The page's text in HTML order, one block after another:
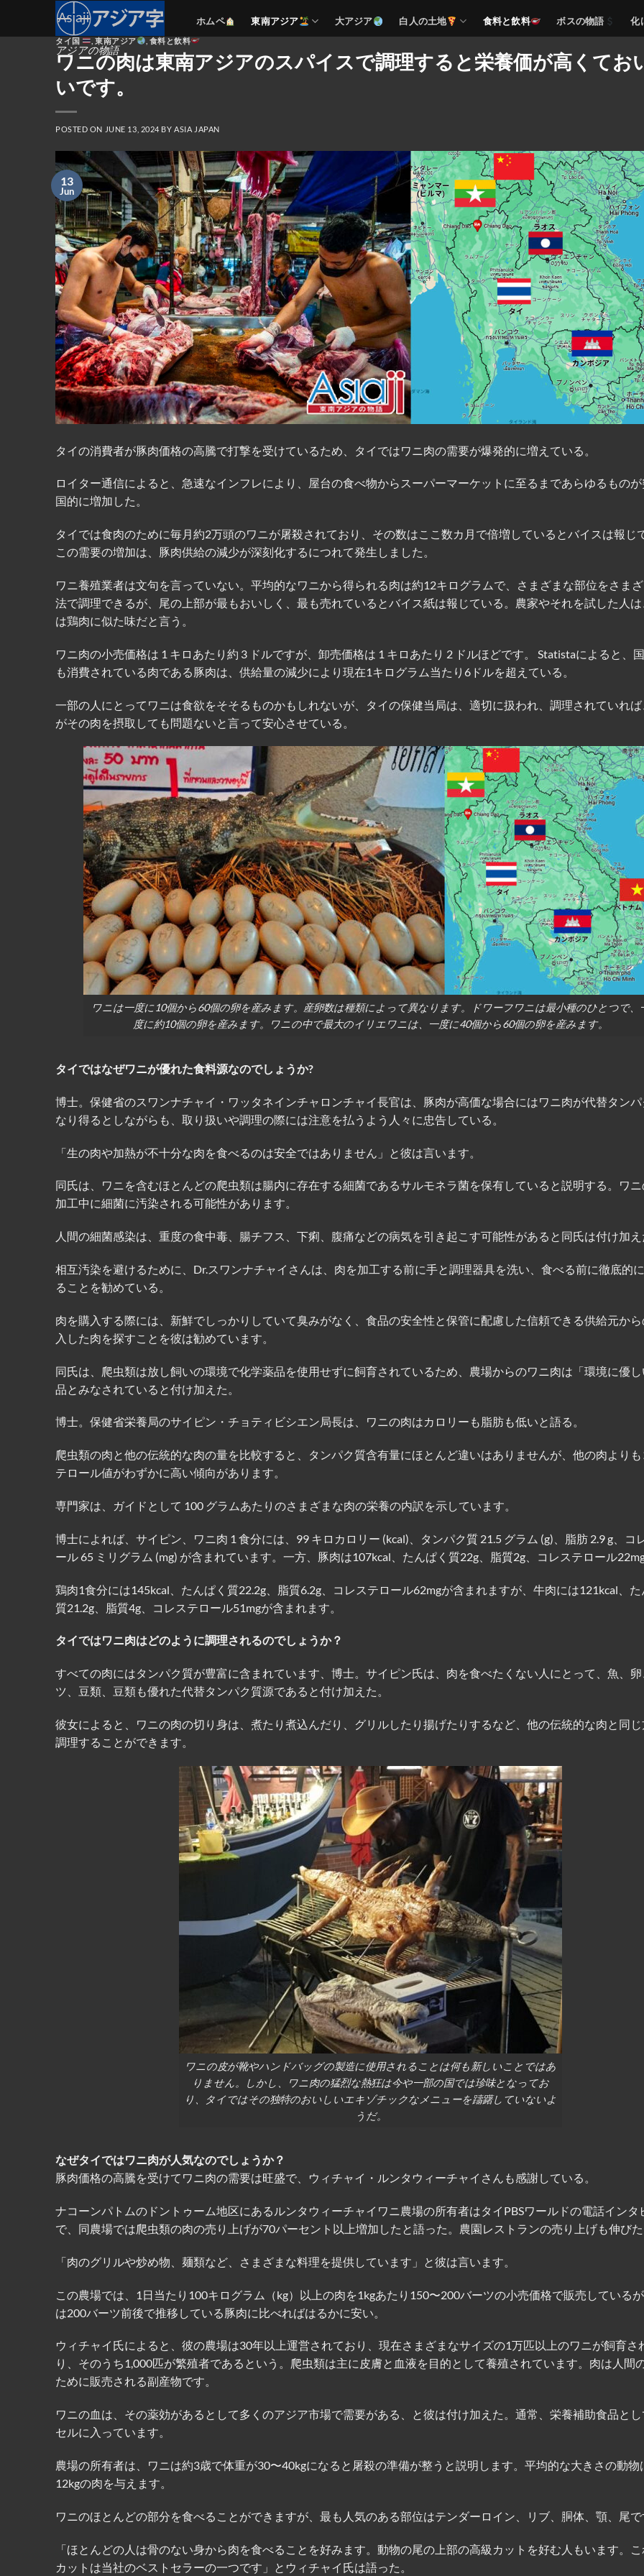
アジアの物語
ホムペ 東南アジア 大アジア 白人の土地 食料と飲料 ボスの物語 化
タイ国 ,東南アジア 食料と飲料
ワニの肉は東南アジアのスパイスで調理すると栄養価が高くてお
いです。
POSTED ON JUNE 13, 2024 BYASIA JAPAN
13
Jun
タイの消費者が豚肉価格の高騰で打撃を受けているため、タイではワニ肉の需要が爆発的に増えている。
ロイター通信によると、急速なインフレにより、屋台の食べ物からスーパーマーケットに至るまであらゆるもの
国的に増加した。
タイでは食肉のために毎月約2万頭のワニが屠殺されており、その数はここ数カ月で倍増しているとバイスは報じ
この需要の増加は、豚肉供給の減少が深刻化するにつれて発生しました。
ワニ養殖業者は文句を言っていない。平均的なワニから得られる肉は約12キログラムで、さまざまな部位をさま
法で調理できるが、尾の上部が最もおいしく、最も売れているとバイス紙は報じている。農家やそれを試した人は
は鶏肉に似た味だと言う。
ワニ肉の小売価格は 1 キロあたり約 3 ドルですが、卸売価格は 1 キロあたり 2 ドルほどです。 Statistaによると、
も消費されている肉である豚肉は、供給量の減少により現在1キログラム当たり6ドルを超えている。
一部の人にとってワニは食欲をそそるものかもしれないが、タイの保健当局は、適切に扱われ、調理されていれば
がその肉を摂取しても問題ないと言って安心させている。
ワニは一度に10個から60個の卵を産みます。産卵数は種類によって異なります。ドワーフワニは最小種のひとつで、
度に約10個の卵を産みます。ワニの中で最大のイリエワニは、一度に40個から60個の卵を産みます。
タイではなぜワニが優れた食料源なのでしょうか?
博士。保健省のスワンナチャイ・ワッタネインチャロンチャイ長官は、豚肉が高価な場合にはワニ肉が代替タンパ
なり得るとしながらも、取り扱いや調理の際には注意を払うよう人々に忠告している。
「生の肉や加熱が不十分な肉を食べるのは安全ではありません」と彼は言います。
同氏は、ワニを含むほとんどの爬虫類は腸内に存在する細菌であるサルモネラ菌を保有していると説明する。ワ
加工中に細菌に汚染される可能性があります。
人間の細菌感染は、重度の食中毒、腸チフス、下痢、腹痛などの病気を引き起こす可能性があると同氏は付け加え
相互汚染を避けるために、Dr.スワンナチャイさんは、肉を加工する前に手と調理器具を洗い、食べる前に徹底的
ることを勧めている。
肉を購入する際には、新鮮でしっかりしていて臭みがなく、食品の安全性と保管に配慮した信頼できる供給元か
入した肉を探すことを彼は勧めています。
同氏は、爬虫類は放し飼いの環境で化学薬品を使用せずに飼育されているため、農場からのワニ肉は「環境に優
品とみなされていると付け加えた。
博士。保健省栄養局のサイピン・チョティビシエン局長は、ワニの肉はカロリーも脂肪も低いと語る。
爬虫類の肉と他の伝統的な肉の量を比較すると、タンパク質含有量にほとんど違いはありませんが、他の肉よりも
テロール値がわずかに高い傾向があります。
専門家は、ガイドとして 100 グラムあたりのさまざまな肉の栄養の内訳を示しています。
博士によれば、サイピン、ワニ肉 1 食分には、99 キロカロリー (kcal)、タンパク質 21.5 グラム (g)、脂肪 2.9 g、コ
ール 65 ミリグラム (mg) が含まれています。一方、豚肉は107kcal、たんぱく質22g、脂質2g、コレステロール22mg
鶏肉1食分には145kcal、たんぱく質22.2g、脂質6.2g、コレステロール62mgが含まれますが、牛肉には121kcal、た
質21.2g、脂質4g、コレステロール51mgが含まれます。
タイではワニ肉はどのように調理されるのでしょうか？
すべての肉にはタンパク質が豊富に含まれています、博士。サイピン氏は、肉を食べたくない人にとって、魚、卵
ツ、豆類、豆類も優れた代替タンパク質源であると付け加えた。
彼女によると、ワニの肉の切り身は、煮たり煮込んだり、グリルしたり揚げたりするなど、他の伝統的な肉と同
調理することができます。
ワニの皮が靴やハンドバッグの製造に使用されることは何も新しいことではあ
りません。しかし、ワニ肉の猛烈な熱狂は今や一部の国では珍味となってお
り、タイではその独特のおいしいエキゾチックなメニューを躊躇していないよ
うだ。
なぜタイではワニ肉が人気なのでしょうか？
豚肉価格の高騰を受けてワニ肉の需要は旺盛で、ウィチャイ・ルンタウィーチャイさんも感謝している。
ナコーンパトムのドントゥーム地区にあるルンタウィーチャイワニ農場の所有者はタイPBSワールドの電話インタ
で、同農場では爬虫類の肉の売り上げが70パーセント以上増加したと語った。農園レストランの売り上げも伸びた
「肉のグリルや炒め物、麺類など、さまざまな料理を提供しています」と彼は言います。
この農場では、1日当たり100キログラム（kg）以上の肉を1kgあたり150〜200バーツの小売価格で販売している
は200バーツ前後で推移している豚肉に比べればはるかに安い。
ウィチャイ氏によると、彼の農場は30年以上運営されており、現在さまざまなサイズの1万匹以上のワニが飼育さ
り、そのうち1,000匹が繁殖者であるという。爬虫類は主に皮膚と血液を目的として養殖されています。肉は人間
ために販売される副産物です。
ワニの血は、その薬効があるとして多くのアジア市場で需要がある、と彼は付け加えた。通常、栄養補助食品と
セルに入っています。
農場の所有者は、ワニは約3歳で体重が30〜40kgになると屠殺の準備が整うと説明します。平均的な大きさの動物
12kgの肉を与えます。
ワニのほとんどの部分を食べることができますが、最も人気のある部位はテンダーロイン、リブ、胴体、顎、尾で
「ほとんどの人は骨のない身から肉を食べることを好みます。動物の尾の上部の高級カットを好む人もいます。
カットは当社のベストセラーの一つです」とウィチャイ氏は語った。